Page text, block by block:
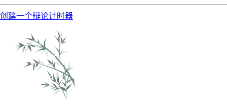
创建一个辩论计时器